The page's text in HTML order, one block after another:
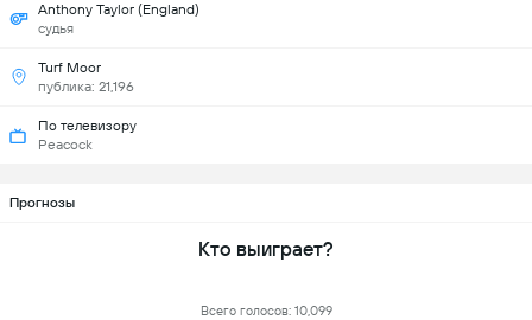
Anthony Taylor (England)
судья
Turf Moor
публика: 21,196
По телевизору
Peacock
Прогнозы
Кто выиграет?
Всего голосов: 10,099